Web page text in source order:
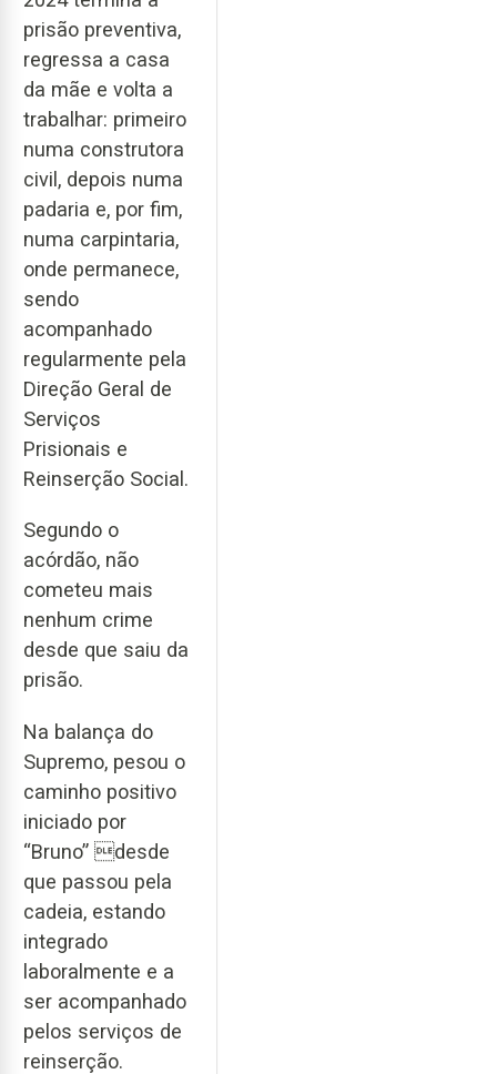
prisão preventiva,
regressa a casa
da mãe e volta a
trabalhar: primeiro
numa construtora
civil, depois numa
padaria e, por fim,
numa carpintaria,
onde permanece,
sendo
acompanhado
regularmente pela
Direção Geral de
Serviços
Prisionais e
Reinserção Social.
Segundo o
acórdão, não
cometeu mais
nenhum crime
desde que saiu da
prisão.
Na balança do
Supremo, pesou o
caminho positivo
iniciado por
“Bruno” desde
que passou pela
cadeia, estando
integrado
laboralmente e a
ser acompanhado
pelos serviços de
reinserção.